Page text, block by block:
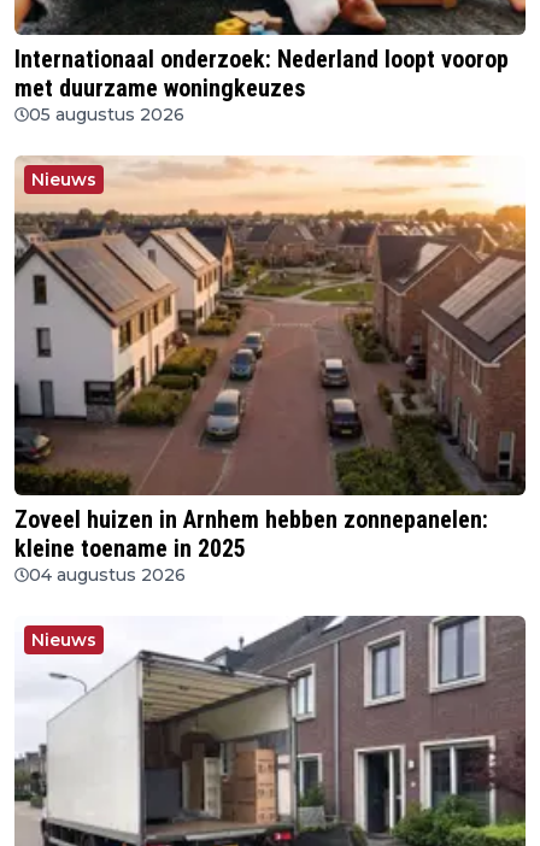
Internationaal onderzoek: Nederland loopt voorop
met duurzame woningkeuzes
05 augustus 2026
Nieuws
Zoveel huizen in Arnhem hebben zonnepanelen:
kleine toename in 2025
04 augustus 2026
Nieuws